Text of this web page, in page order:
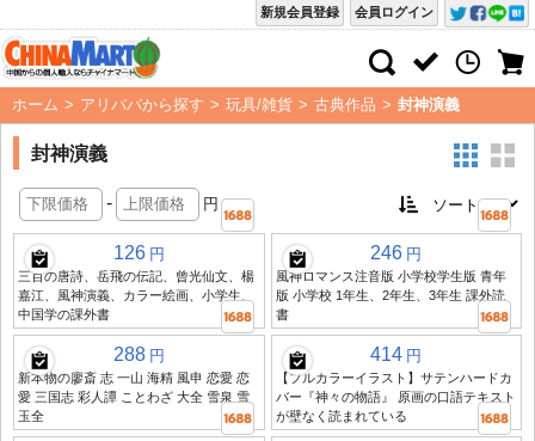
会員ログイン
新規会員登録
ホーム > アリババから探す > 玩具/雑貨 > 古典作品 > 封神演義
封神演義
- 円
126 円
三百の唐詩、岳飛の伝記、曾光仙文、楊
嘉江、風神演義、カラー絵画、小学生、
中国学の課外書
246 円
風神ロマンス注音版 小学校学生版 青年
版 小学校 1年生、2年生、3年生 課外読
書
288 円
新本物の廖斎 志 一山 海精 風申 恋愛 恋
愛 三国志 彩人譚 ことわざ 大全 雪泉 雪
玉全
414 円
【フルカラーイラスト】サテンハードカ
バー『神々の物語』 原画の口語テキスト
が壁なく読まれている